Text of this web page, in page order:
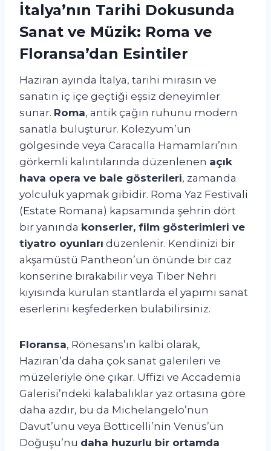
İtalya’nın Tarihi Dokusunda
Sanat ve Müzik: Roma ve
Floransa’dan Esintiler
Haziran ayında İtalya, tarihi mirasın ve
sanatın iç içe geçtiği eşsiz deneyimler
sunar. Roma, antik çağın ruhunu modern
sanatla buluşturur. Kolezyum’un
gölgesinde veya Caracalla Hamamları’nın
görkemli kalıntılarında düzenlenen açık
hava opera ve bale gösterileri, zamanda
yolculuk yapmak gibidir. Roma Yaz Festivali
(Estate Romana) kapsamında şehrin dört
bir yanında konserler, film gösterimleri ve
tiyatro oyunları düzenlenir. Kendinizi bir
akşamüstü Pantheon’un önünde bir caz
konserine bırakabilir veya Tiber Nehri
kıyısında kurulan stantlarda el yapımı sanat
eserlerini keşfederken bulabilirsiniz.
Floransa, Rönesans’ın kalbi olarak,
Haziran’da daha çok sanat galerileri ve
müzeleriyle öne çıkar. Uffizi ve Accademia
Galerisi’ndeki kalabalıklar yaz ortasına göre
daha azdır, bu da Michelangelo’nun
Davut’unu veya Botticelli’nin Venüs’ün
Doğuşu’nu daha huzurlu bir ortamda